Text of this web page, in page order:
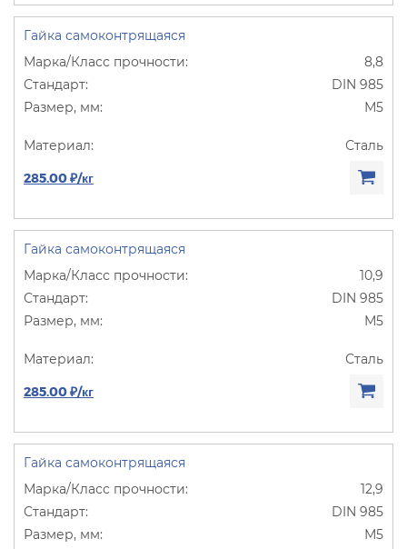
Гайка самоконтрящаяся
8,8
DIN 985
М5
Сталь
285.00 ₽/кг
Гайка самоконтрящаяся
10,9
DIN 985
М5
Сталь
285.00 ₽/кг
Гайка самоконтрящаяся
12,9
DIN 985
М5